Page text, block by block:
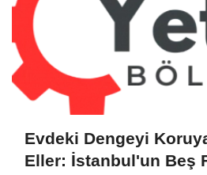
Evdeki Dengeyi
Eller: İstanbul'un Beş